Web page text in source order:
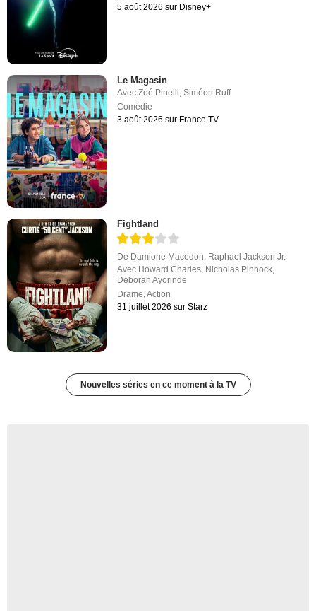
5 août 2026 sur Disney+
Le Magasin
AvecZoé Pinelli,Siméon Ruff
Comédie
3 août 2026 sur France.TV
Fightland
De Damione Macedon, Raphael Jackson Jr.
Avec Howard Charles, Nicholas Pinnock,
Deborah Ayorinde
Drame,Action
31 juillet 2026 sur Starz
Nouvelles séries en ce moment à la TV